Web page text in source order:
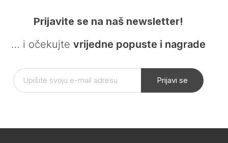
Prijavite se na naš newsletter!
… i očekujte vrijedne popuste i nagrade
Prijavi se